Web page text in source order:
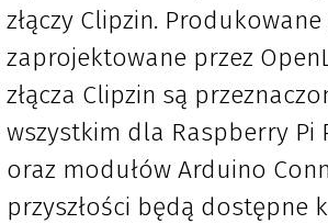
złączy Clipzin. Produkowane
zaprojektowane przez
złącza Clipzin są
wszystkim dla Raspberry Pi
oraz modułów Arduino
przyszłości będą dostępne